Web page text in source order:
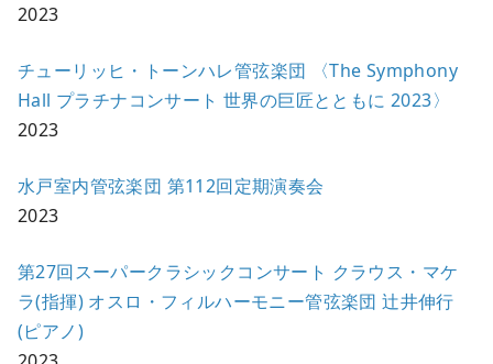
2023
チューリッヒ・トーンハレ管弦楽団 〈The Symphony
Hall プラチナコンサート 世界の巨匠とともに 2023〉
2023
水戸室内管弦楽団 第112回定期演奏会
2023
第27回スーパークラシックコンサート クラウス・マケ
ラ(指揮) オスロ・フィルハーモニー管弦楽団 辻井伸行
(ピアノ)